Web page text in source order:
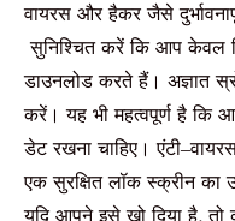
वायरस और हैकर जैसे
सुनिश्चित करें कि आप केवल
डाउनलोड करते हैं। अज्ञात
करें। यह भी महत्वपूर्ण है कि
डेट रखना चाहिए। एंटी–
एक सुरक्षित लॉक स्क्रीन का
यदि आपने इसे खो दिया है,तो